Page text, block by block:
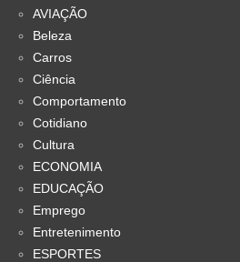
AVIAÇÃO
Beleza
Carros
Ciência
Comportamento
Cotidiano
Cultura
ECONOMIA
EDUCAÇÃO
Emprego
Entretenimento
ESPORTES